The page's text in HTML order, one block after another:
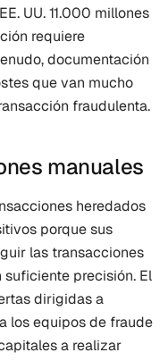
UU. 11.000 millones
requiere
documentación
que van mucho
fraudulenta.
manuales
heredados
porque sus
las transacciones
precisión. El
dirigidas a
los equipos de fraude
a realizar